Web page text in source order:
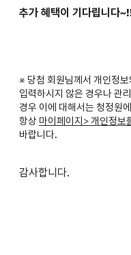
추가 혜택이 기다립니다
※ 당첨 회원님께서 개인정
입력하시지 않은 경우나 관
경우 이에 대해서는 청정원
항상 마이페이지> 개인정보
바랍니다.
감사합니다.